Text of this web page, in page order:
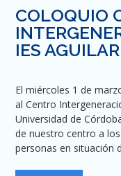
COLOQUIO
IES
El miércoles 1 de
al Centro
Universidad de
de nuestro centro a
personas en situación